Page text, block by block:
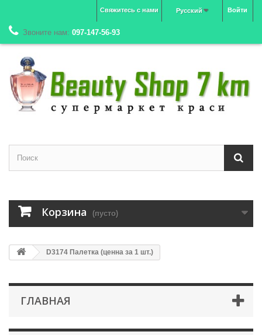
Войти
Русский
Свяжитесь с нами
Звоните нам: 097-147-56-93
Корзина (пусто)
D3174 Палетка (ценна за 1 шт.)
ГЛАВНАЯ